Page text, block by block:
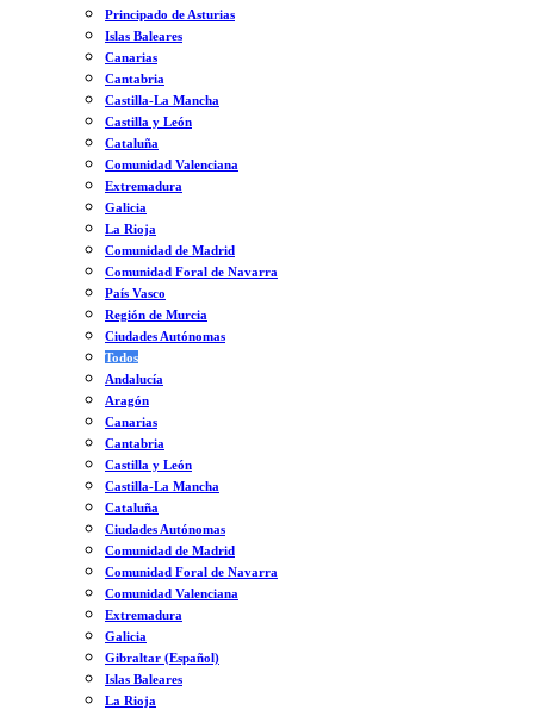
Principado de Asturias
Islas Baleares
Canarias
Cantabria
Castilla-La Mancha
Castilla y León
Cataluña
Comunidad Valenciana
Extremadura
Galicia
La Rioja
Comunidad de Madrid
Comunidad Foral de Navarra
País Vasco
Región de Murcia
Ciudades Autónomas
Todos
Andalucía
Aragón
Canarias
Cantabria
Castilla y León
Castilla-La Mancha
Cataluña
Ciudades Autónomas
Comunidad de Madrid
Comunidad Foral de Navarra
Comunidad Valenciana
Extremadura
Galicia
Gibraltar (Español)
Islas Baleares
La Rioja